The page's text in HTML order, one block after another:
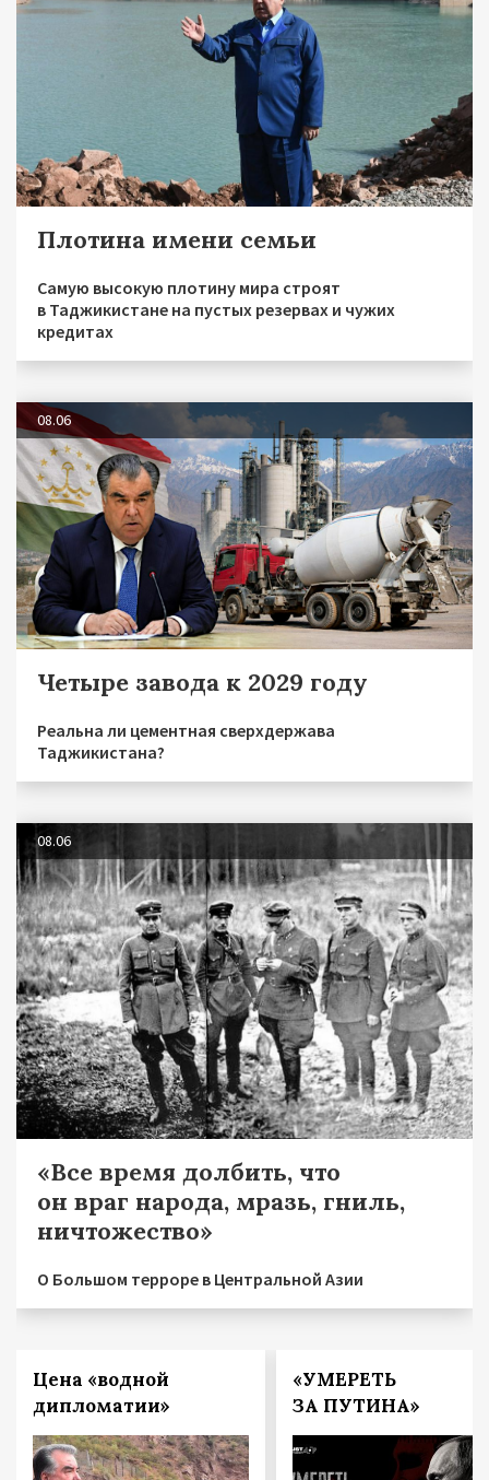
Плотина имени семьи
Самую высокую плотину мира строят
в Таджикистане на пустых резервах и чужих
кредитах
08.06
Четыре завода к 2029 году
Реальна ли цементная сверхдержава
Таджикистана?
08.06
«Все время долбить, что
он враг народа, мразь, гниль,
ничтожество»
О Большом терроре в Центральной Азии
Цена «водной
дипломатии»
«УМЕРЕТЬ
ЗА ПУТИНА»